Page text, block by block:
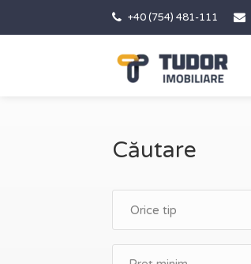
+40 (754) 481-111
Căutare